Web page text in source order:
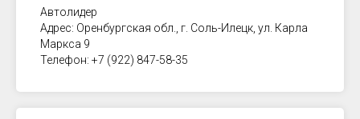
Автолидер
Адрес: Оренбургская обл., г. Соль-Илецк, ул. Карла
Маркса 9
Телефон: +7 (922) 847-58-35